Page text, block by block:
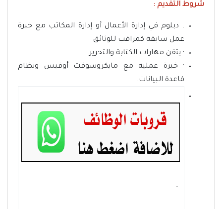
شروط التقديم :
. دبلوم في إدارة الأعمال أو إدارة المكاتب مع خبرة
عمل سابقة كمراقب للوثائق
· يتقن مهارات الكتابة والتحرير.
· خبرة عملية مع مايكروسوفت أوفيس ونظام
قاعدة البيانات.
- ‏